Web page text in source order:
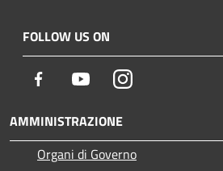
FOLLOW US ON
Facebook YoutubeInstagram
AMMINISTRAZIONE
Organi di Governo